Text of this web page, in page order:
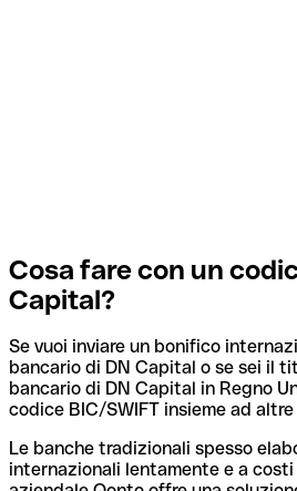
Cosa fare con un
Capital?
Se vuoi inviare un bonifico
bancario di DN Capital o se sei il
bancario di DN Capital in Regno
codice BIC/SWIFT insieme ad
Le banche tradizionali spesso
internazionali lentamente e a